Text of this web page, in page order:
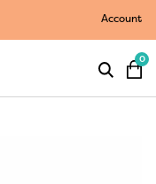
Account
0